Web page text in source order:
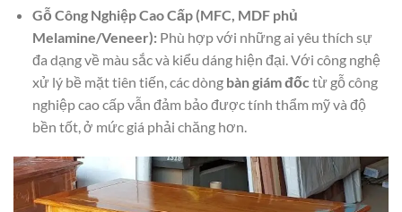
Gỗ Công Nghiệp Cao Cấp (MFC, MDF phủ
Melamine/Veneer):Phù hợp với những ai yêu thích sự
đa dạng về màu sắc và kiểu dáng hiện đại. Với công nghệ
xử lý bề mặt tiên tiến, các dòng bàn giám đốctừ gỗ công
nghiệp cao cấp vẫn đảm bảo được tính thẩm mỹ và độ
bền tốt, ở mức giá phải chăng hơn.